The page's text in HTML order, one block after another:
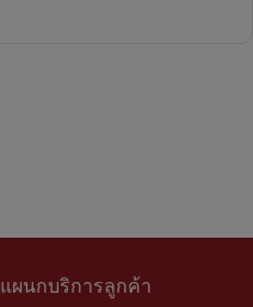
แผนกบริการลูกค้า